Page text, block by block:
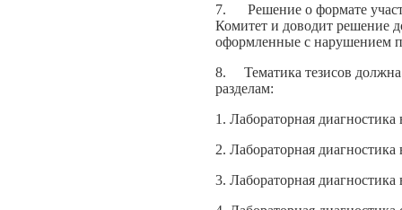
7. Решение о формате
Комитет и доводит решение
оформленные с нарушением
8. Тематика тезисов должна
разделам:
1. Лабораторная диагностика
2. Лабораторная
3. Лабораторная диагностика